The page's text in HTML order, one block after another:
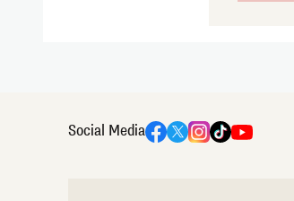
Social Media